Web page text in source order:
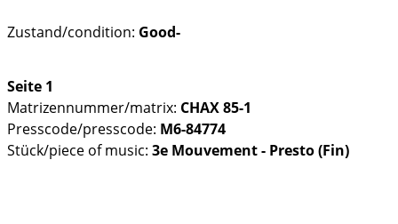
Zustand/condition: Good-
Seite 1
Matrizennummer/matrix: CHAX 85-1
Presscode/presscode: M6-84774
Stück/piece of music: 3e Mouvement - Presto (Fin)